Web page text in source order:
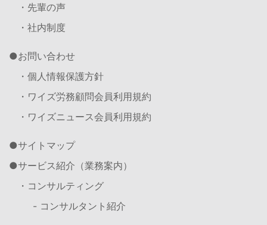
・先輩の声
・社内制度
お問い合わせ
・個人情報保護方針
・ワイズ労務顧問会員利用規約
・ワイズニュース会員利用規約
サイトマップ
サービス紹介（業務案内）
・コンサルティング
- コンサルタント紹介